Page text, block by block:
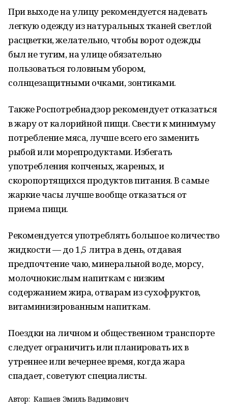
При выходе на улицу рекомендуется надевать
легкую одежду из натуральных тканей светлой
расцветки, желательно, чтобы ворот одежды
был не тугим, на улице обязательно
пользоваться головным убором,
солнцезащитными очками, зонтиками.
Также Роспотребнадзор рекомендует отказаться
в жару от калорийной пищи. Свести к минимуму
потребление мяса, лучше всего его заменить
рыбой или морепродуктами. Избегать
употребления копченых, жареных, и
скоропортящихся продуктов питания. В самые
жаркие часы лучше вообще отказаться от
приема пищи.
Рекомендуется употреблять большое количество
жидкости — до 1,5 литра в день, отдавая
предпочтение чаю, минеральной воде, морсу,
молочнокислым напиткам с низким
содержанием жира, отварам из сухофруктов,
витаминизированным напиткам.
Поездки на личном и общественном транспорте
следует ограничить или планировать их в
утреннее или вечернее время, когда жара
спадает, советуют специалисты.
Автор: Кашаев Эмиль Вадимович